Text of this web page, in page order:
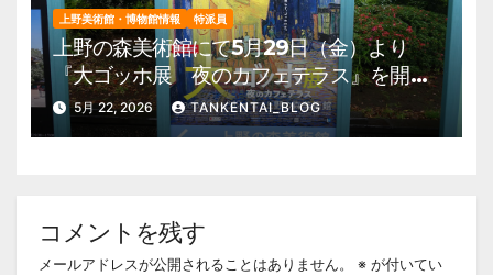
上野美術館・博物館情報 特派員
上野の森美術館にて5月29日（金）より
『大ゴッホ展 夜のカフェテラス』を開
催。 上野公園 美術館・博物館 混雑情
報他
5月 22, 2026 TANKENTAI_BLOG
コメントを残す
メールアドレスが公開されることはありません。 ※ が付いてい